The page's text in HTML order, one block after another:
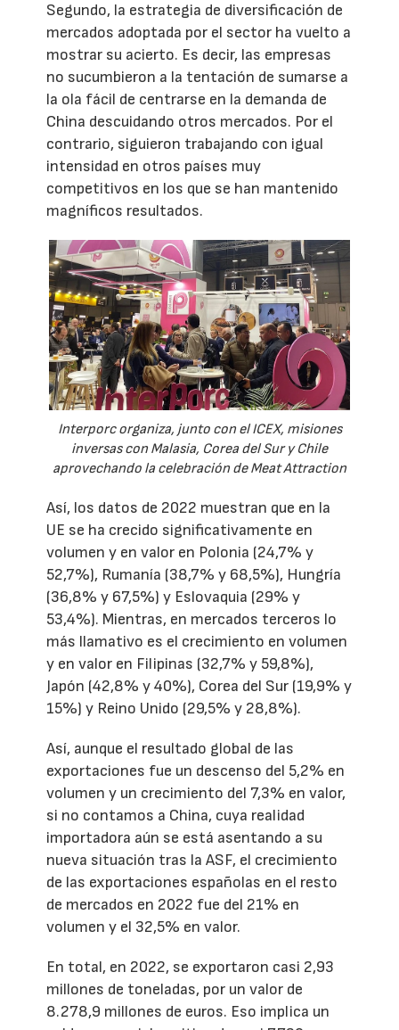
Segundo, la estrategia de diversificación de
mercados adoptada por el sector ha vuelto a
mostrar su acierto. Es decir, las empresas
no sucumbieron a la tentación de sumarse a
la ola fácil de centrarse en la demanda de
China descuidando otros mercados. Por el
contrario, siguieron trabajando con igual
intensidad en otros países muy
competitivos en los que se han mantenido
magníficos resultados.
Interporc organiza, junto con el ICEX, misiones
inversas con Malasia, Corea del Sur y Chile
aprovechando la celebración de Meat Attraction
Así, los datos de 2022 muestran que en la
UE se ha crecido significativamente en
volumen y en valor en Polonia (24,7% y
52,7%), Rumanía (38,7% y 68,5%), Hungría
(36,8% y 67,5%) y Eslovaquia (29% y
53,4%). Mientras, en mercados terceros lo
más llamativo es el crecimiento en volumen
y en valor en Filipinas (32,7% y 59,8%),
Japón (42,8% y 40%), Corea del Sur (19,9% y
15%) y Reino Unido (29,5% y 28,8%).
Así, aunque el resultado global de las
exportaciones fue un descenso del 5,2% en
volumen y un crecimiento del 7,3% en valor,
si no contamos a China, cuya realidad
importadora aún se está asentando a su
nueva situación tras la ASF, el crecimiento
de las exportaciones españolas en el resto
de mercados en 2022 fue del 21% en
volumen y el 32,5% en valor.
En total, en 2022, se exportaron casi 2,93
millones de toneladas, por un valor de
8.278,9 millones de euros. Eso implica un